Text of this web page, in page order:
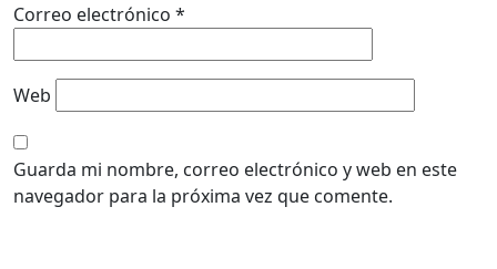
Correo electrónico *
Web
Guarda mi nombre, correo electrónico y web en este
navegador para la próxima vez que comente.